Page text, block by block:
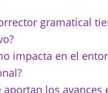
gramatical
impacta en el
aportan los avances